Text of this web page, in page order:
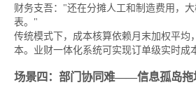
财务支吾："还在分摊人工和制造费用，
表。"
传统模式下，成本核算依赖月末加权平均
本。业财一体化系统可实现订单级实时成
场景四：部门协同难——信息孤岛拖